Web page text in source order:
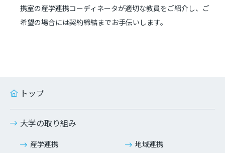
携室の産学連携コーディネータが適切な教員をご紹介し、ご
希望の場合には契約締結までお手伝いします。
トップ
大学の取り組み
産学連携
地域連携